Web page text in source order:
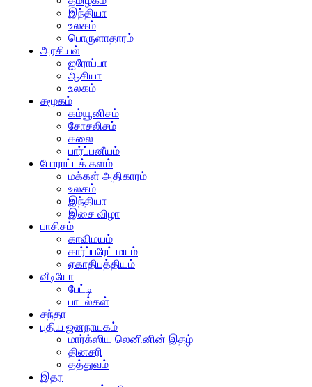
இந்தியா
உலகம்
பொருளாதாரம்
அரசியல்
ஐரோப்பா
ஆசியா
உலகம்
சமூகம்
கம்யூனிசம்
சோசலிசம்
கலை
பார்ப்பனீயம்
போராட்டக் களம்
மக்கள் அதிகாரம்
உலகம்
இந்தியா
இசை விழா
பாசிசம்
காவிமயம்
கார்ப்பரேட் மயம்
ஏகாதிபத்தியம்
வீடியோ
பேட்டி
பாடல்கள்
சந்தா
புதிய ஜனநாயகம்
மார்க்ஸிய லெனினின் இதழ்
தினசரி
தத்துவம்
இதர